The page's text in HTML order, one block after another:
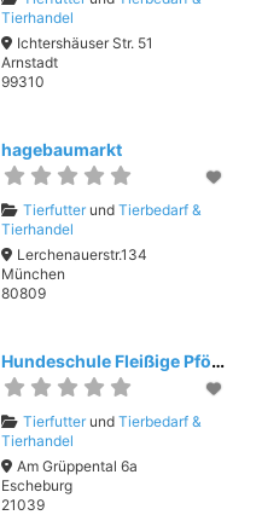
Tierhandel
Ichtershäuser Str. 51
Arnstadt
99310
hagebaumarkt
Tierfutter undTierbedarf &
Tierhandel
Lerchenauerstr.134
München
80809
Hundeschule Fleißige Pfötchen
Tierfutter undTierbedarf &
Tierhandel
Am Grüppental 6a
Escheburg
21039